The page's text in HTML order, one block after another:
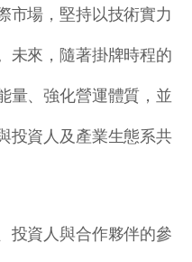
市場，堅持以技術實力
未來，隨著掛牌時程的
量、強化營運體質，並
投資人及產業生態系共
投資人與合作夥伴的參